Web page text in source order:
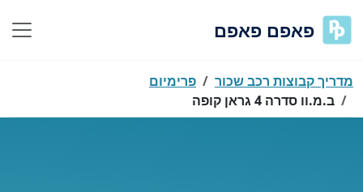
פאפם פאפם
מדריך קבוצות רכב שכור
פרימיום
ב.מ.וו סדרה 4 גראן קופה